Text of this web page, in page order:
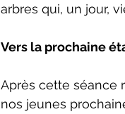
arbres qui, un jour,
Vers la prochaine
Après cette séance
nos jeunes